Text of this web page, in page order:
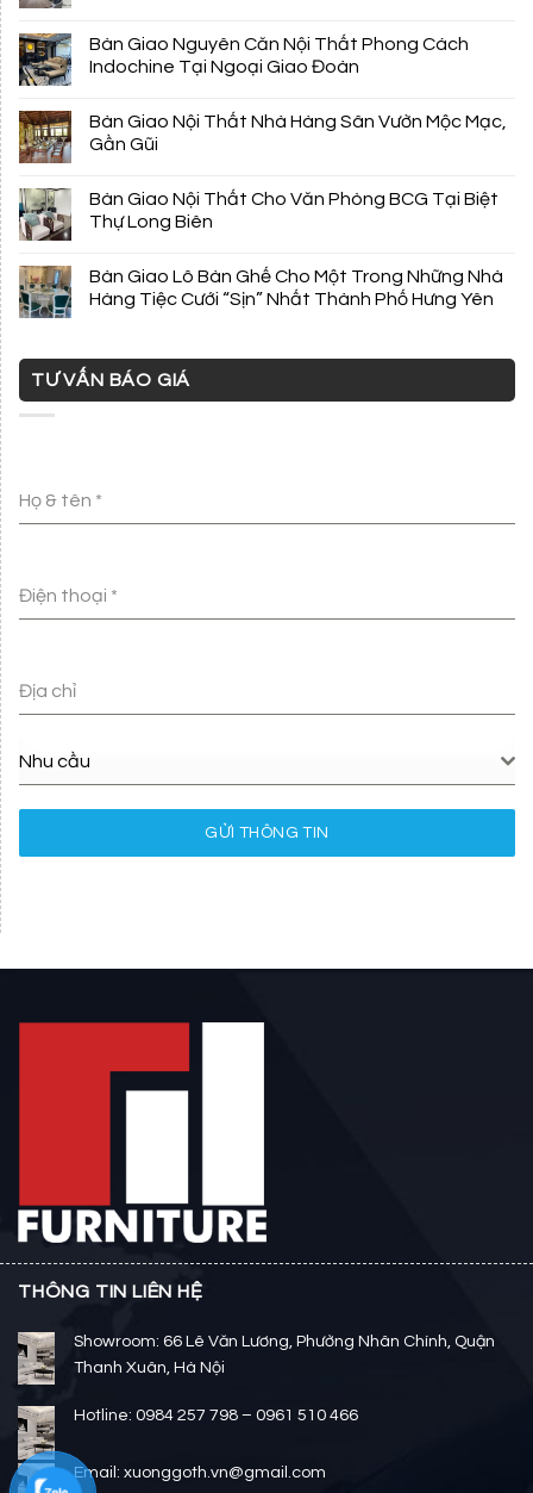
Bàn Giao Nguyên Căn Nội Thất Phong Cách
Indochine Tại Ngoại Giao Đoàn
Bàn Giao Nội Thất Nhà Hàng Sân Vườn Mộc Mạc,
Gần Gũi
Bàn Giao Nội Thất Cho Văn Phòng BCG Tại Biệt
Thự Long Biên
Bàn Giao Lô Bàn Ghế Cho Một Trong Những Nhà
Hàng Tiệc Cưới “Sịn” Nhất Thành Phố Hưng Yên
TƯ VẤN BÁO GIÁ
Họ & tên *
Điện thoại *
Địa chỉ
Nhu cầu
GỬI THÔNG TIN
THÔNG TIN LIÊN HỆ
Showroom: 66 Lê Văn Lương, Phường Nhân Chính, Quận
Thanh Xuân, Hà Nội
Hotline: 0984 257 798 – 0961 510 466
Email: xuonggoth.vn@gmail.com